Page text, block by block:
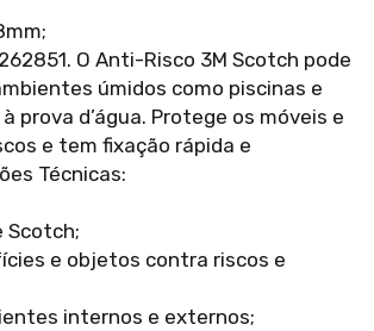
O Anti-Risco 3M Scotch pode
úmidos como piscinas e
prova d’água. Protege os móveis e
e tem fixação rápida e
Técnicas:
Scotch;
e objetos contra riscos e
internos e externos;